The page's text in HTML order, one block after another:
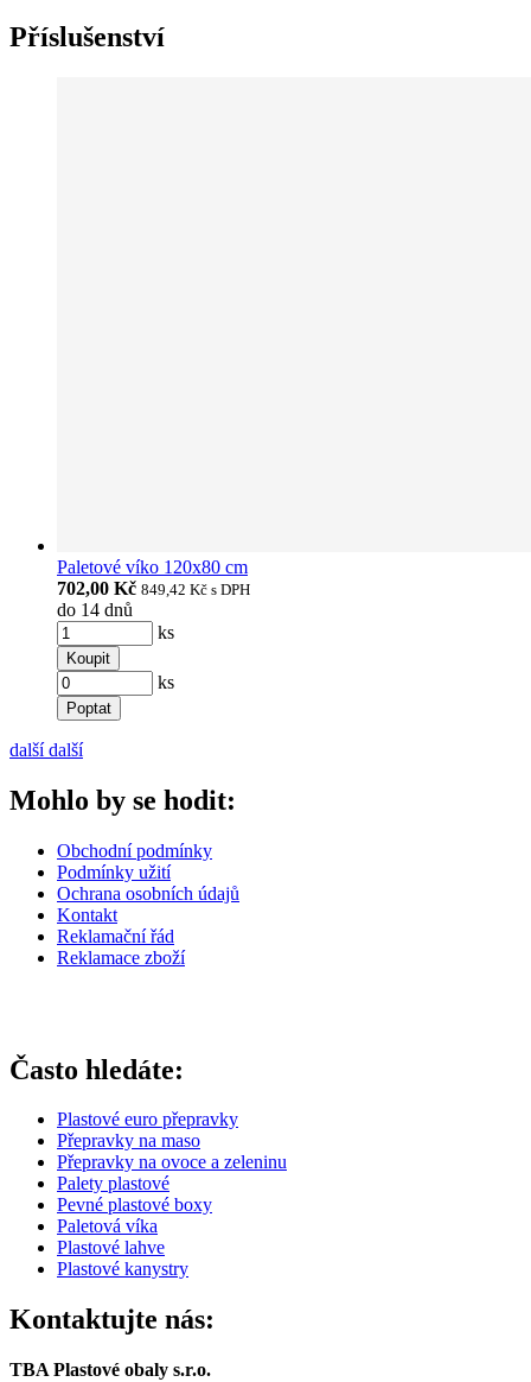
Příslušenství
Paletové víko 120x80 cm
702,00 Kč 849,42 Kč s DPH
do 14 dnů
ks
Koupit
ks
Poptat
další další
Mohlo by se hodit:
Obchodní podmínky
Podmínky užití
Ochrana osobních údajů
Kontakt
Reklamační řád
Reklamace zboží
Často hledáte:
Plastové euro přepravky
Přepravky na maso
Přepravky na ovoce a zeleninu
Palety plastové
Pevné plastové boxy
Paletová víka
Plastové lahve
Plastové kanystry
Kontaktujte nás:
TBA Plastové obaly s.r.o.